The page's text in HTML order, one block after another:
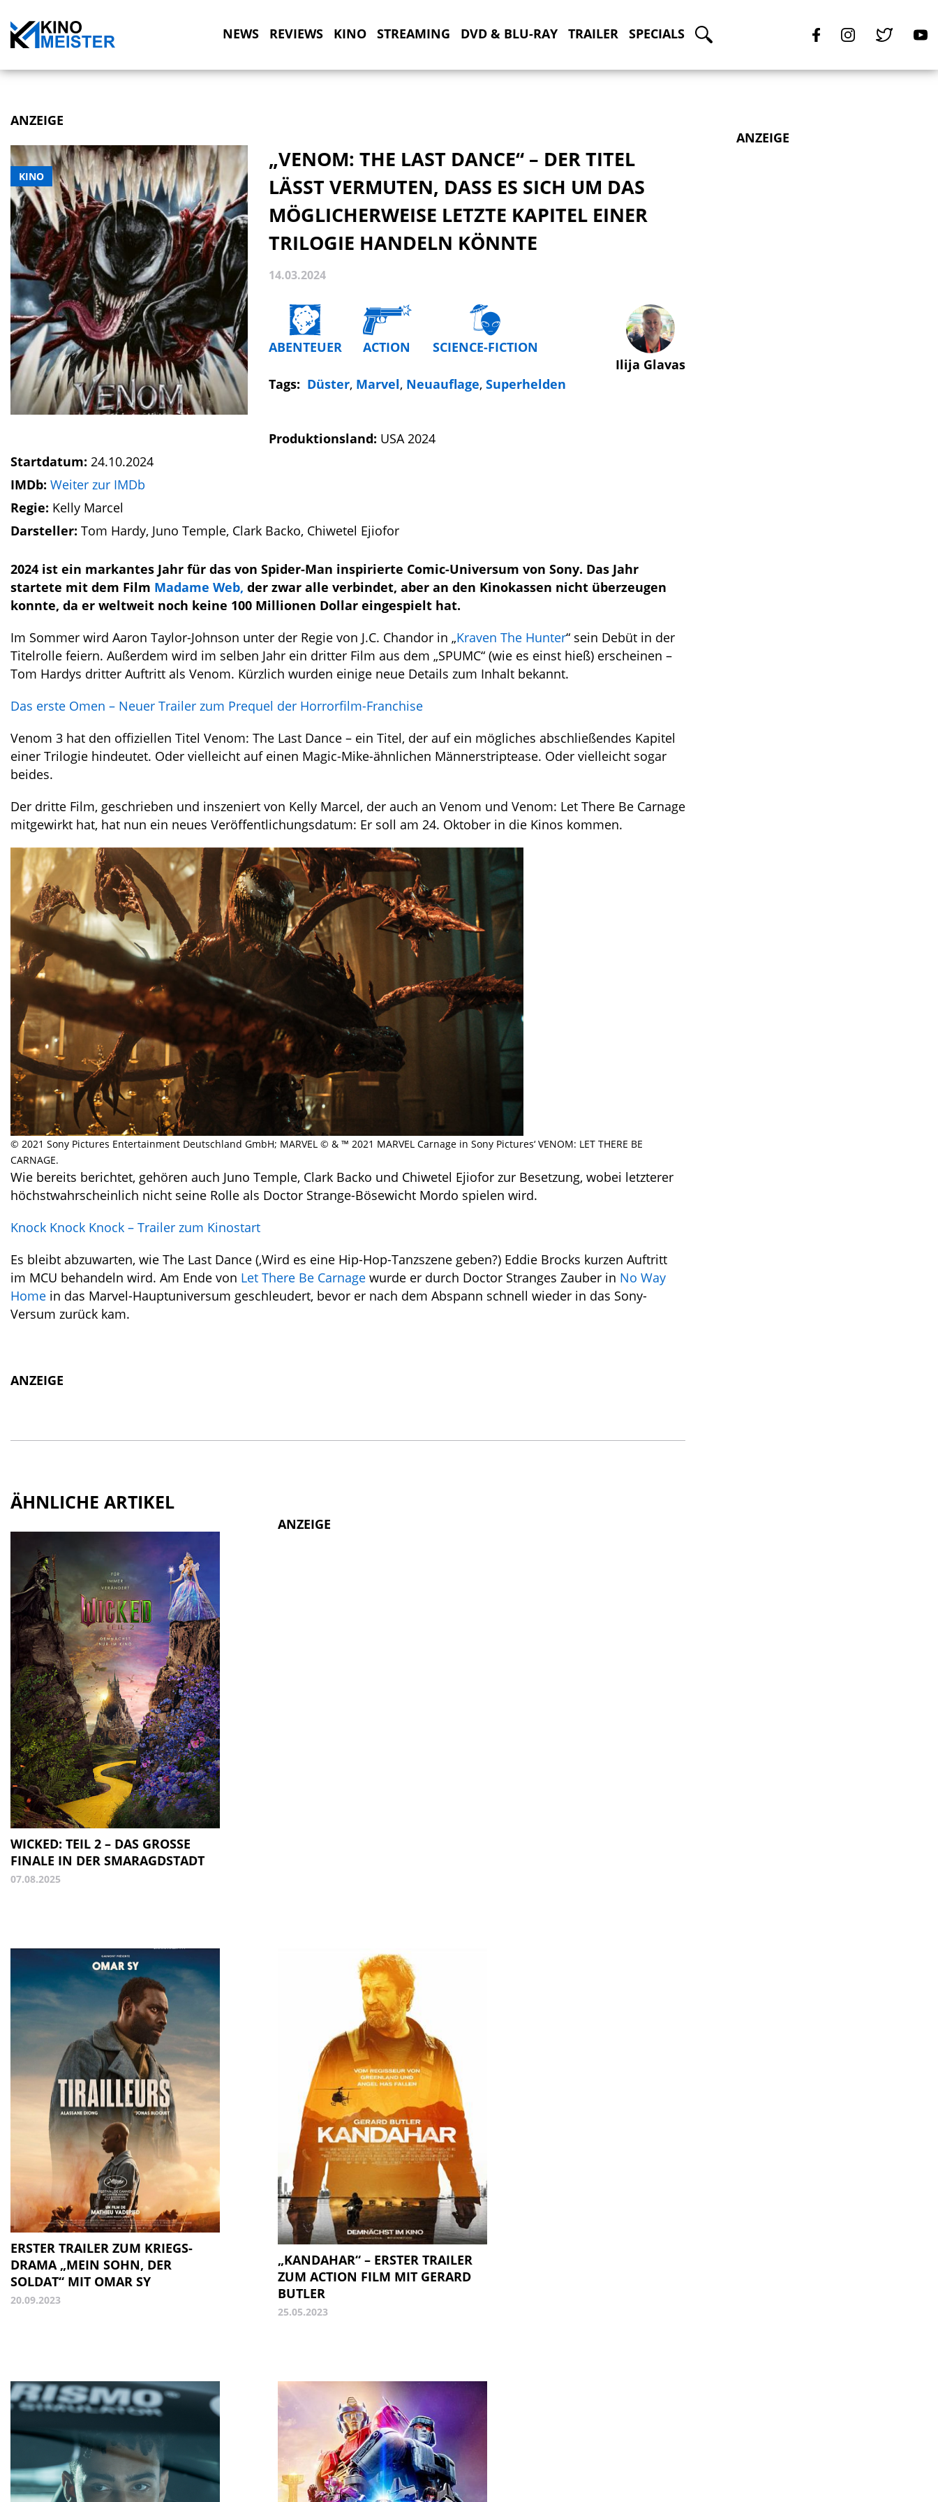
NEWS REVIEWS KINO STREAMING DVD & BLU-RAY TRAILER SPECIALS
ANZEIGE
KINO
„VENOM: THE LAST DANCE“ – DER TITEL
LÄSST VERMUTEN, DASS ES SICH UM DAS
MÖGLICHERWEISE LETZTE KAPITEL EINER
TRILOGIE HANDELN KÖNNTE
14.03.2024
ABENTEUER ACTION SCIENCE-FICTION
Tags: Düster, Marvel, Neuauflage, Superhelden
Ilija Glavas
Produktionsland: USA 2024
Startdatum: 24.10.2024
IMDb: Weiter zur IMDb
Regie: Kelly Marcel
Darsteller: Tom Hardy, Juno Temple, Clark Backo, Chiwetel Ejiofor
2024 ist ein markantes Jahr für das von Spider-Man inspirierte Comic-Universum von Sony. Das Jahr
startete mit dem Film Madame Web, der zwar alle verbindet, aber an den Kinokassen nicht überzeugen
konnte, da er weltweit noch keine 100 Millionen Dollar eingespielt hat.
Im Sommer wird Aaron Taylor-Johnson unter der Regie von J.C. Chandor in „Kraven The Hunter“ sein Debüt in der
Titelrolle feiern. Außerdem wird im selben Jahr ein dritter Film aus dem „SPUMC“ (wie es einst hieß) erscheinen –
Tom Hardys dritter Auftritt als Venom. Kürzlich wurden einige neue Details zum Inhalt bekannt.
Das erste Omen – Neuer Trailer zum Prequel der Horrorfilm-Franchise
Venom 3 hat den offiziellen Titel Venom: The Last Dance – ein Titel, der auf ein mögliches abschließendes Kapitel
einer Trilogie hindeutet. Oder vielleicht auf einen Magic-Mike-ähnlichen Männerstriptease. Oder vielleicht sogar
beides.
Der dritte Film, geschrieben und inszeniert von Kelly Marcel, der auch an Venom und Venom: Let There Be Carnage
mitgewirkt hat, hat nun ein neues Veröffentlichungsdatum: Er soll am 24. Oktober in die Kinos kommen.
© 2021 Sony Pictures Entertainment Deutschland GmbH; MARVEL © & ™ 2021 MARVEL Carnage in Sony Pictures‘ VENOM: LET THERE BE
CARNAGE.
Wie bereits berichtet, gehören auch Juno Temple, Clark Backo und Chiwetel Ejiofor zur Besetzung, wobei letzterer
höchstwahrscheinlich nicht seine Rolle als Doctor Strange-Bösewicht Mordo spielen wird.
Knock Knock Knock – Trailer zum Kinostart
Es bleibt abzuwarten, wie The Last Dance (‚Wird es eine Hip-Hop-Tanzszene geben?) Eddie Brocks kurzen Auftritt
im MCU behandeln wird. Am Ende von Let There Be Carnage wurde er durch Doctor Stranges Zauber in No Way
Home in das Marvel-Hauptuniversum geschleudert, bevor er nach dem Abspann schnell wieder in das Sony-
Versum zurück kam.
ANZEIGE
ÄHNLICHE ARTIKEL
WICKED: TEIL 2 – DAS GROSSE F
INALE IN DER SMARAGDSTADT
07.08.2025
ANZEIGE
ERSTER TRAILER ZUM KRIEGS-
DRAMA „MEIN SOHN, DER
SOLDAT“ MIT OMAR SY
20.09.2023
„KANDAHAR“ – ERSTER TRAILER
ZUM ACTION FILM MIT GERARD
BUTLER
25.05.2023
ANZEIGE